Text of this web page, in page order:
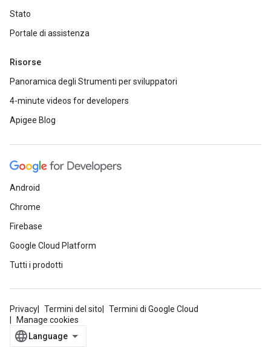
Stato
Portale di assistenza
Risorse
Panoramica degli Strumenti per sviluppatori
4-minute videos for developers
Apigee Blog
Android
Chrome
Firebase
Google Cloud Platform
Tutti i prodotti
Privacy Termini del sito
Termini di Google Cloud
Manage cookies